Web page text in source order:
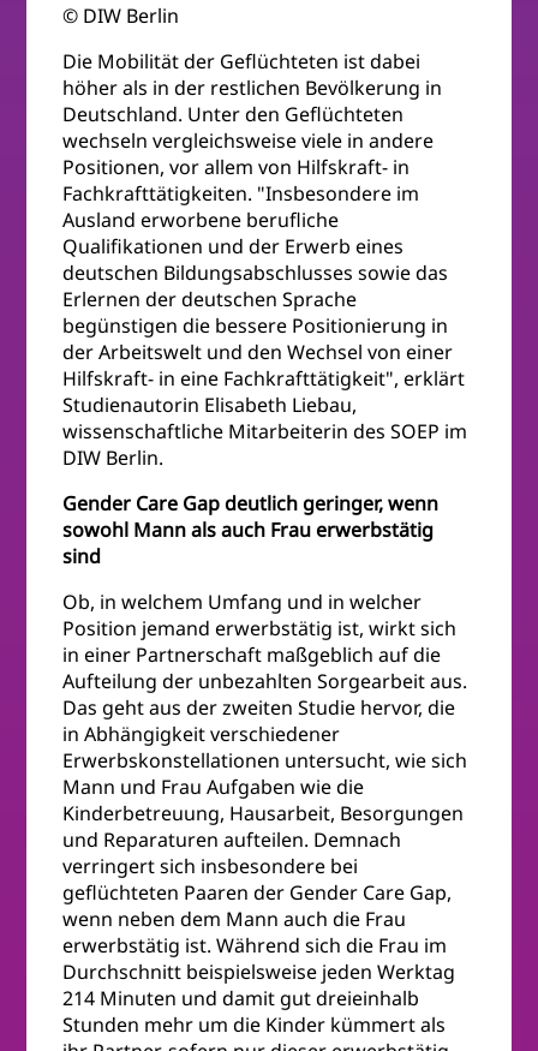
© DIW Berlin
Die Mobilität der Geflüchteten ist dabei
höher als in der restlichen Bevölkerung in
Deutschland. Unter den Geflüchteten
wechseln vergleichsweise viele in andere
Positionen, vor allem von Hilfskraft- in
Fachkrafttätigkeiten. "Insbesondere im
Ausland erworbene berufliche
Qualifikationen und der Erwerb eines
deutschen Bildungsabschlusses sowie das
Erlernen der deutschen Sprache
begünstigen die bessere Positionierung in
der Arbeitswelt und den Wechsel von einer
Hilfskraft- in eine Fachkrafttätigkeit", erklärt
Studienautorin Elisabeth Liebau,
wissenschaftliche Mitarbeiterin des SOEP im
DIW Berlin.
Gender Care Gap deutlich geringer, wenn
sowohl Mann als auch Frau erwerbstätig
sind
Ob, in welchem Umfang und in welcher
Position jemand erwerbstätig ist, wirkt sich
in einer Partnerschaft maßgeblich auf die
Aufteilung der unbezahlten Sorgearbeit aus.
Das geht aus der zweiten Studie hervor, die
in Abhängigkeit verschiedener
Erwerbskonstellationen untersucht, wie sich
Mann und Frau Aufgaben wie die
Kinderbetreuung, Hausarbeit, Besorgungen
und Reparaturen aufteilen. Demnach
verringert sich insbesondere bei
geflüchteten Paaren der Gender Care Gap,
wenn neben dem Mann auch die Frau
erwerbstätig ist. Während sich die Frau im
Durchschnitt beispielsweise jeden Werktag
214 Minuten und damit gut dreieinhalb
Stunden mehr um die Kinder kümmert als